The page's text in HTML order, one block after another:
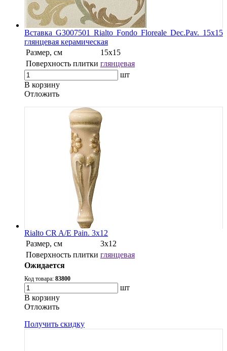
Вставка G3007501 Rialto Fondo Floreale Dec.Pav. 15х15
глянцевая керамическая
Размер, см
15x15
Поверхность плитки глянцевая
шт
В корзину
Oтложить
Rialto CR A/E Pain. 3x12
Размер, см
3x12
Поверхность плитки глянцевая
Ожидается
Код товара: 83800
шт
В корзину
Oтложить
Получить скидку